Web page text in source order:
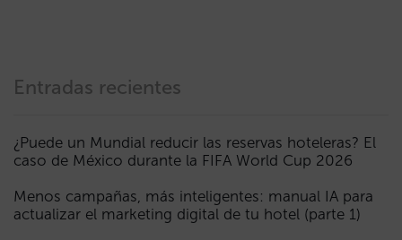
Entradas recientes
¿Puede un Mundial reducir las reservas hoteleras? El
caso de México durante la FIFA World Cup 2026
Menos campañas, más inteligentes: manual IA para
actualizar el marketing digital de tu hotel (parte 1)